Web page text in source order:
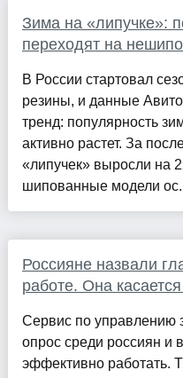
Зима на «липучке»:
переходят на
В России стартовал
резины, и данные
тренд: популярность
активно растет. За
«липучек» выросли на
шипованные модели
Россияне назвали
работе. Она
Сервис по управлению
опрос среди россиян и
эффективно работать.